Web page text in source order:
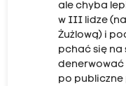
ale chyba
w III lidze
Żużlową) i
pchać się na
denerwować
po publiczne